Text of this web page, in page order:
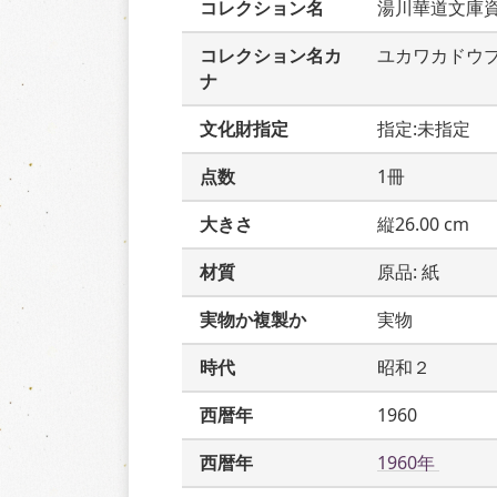
コレクション名
湯川華道文庫
コレクション名カ
ナ
ユカワカドウ
文化財指定
指定:未指定
点数
1冊
大きさ
縦26.00 cm
材質
原品: 紙
実物か複製か
実物
時代
昭和２
西暦年
1960
西暦年
1960年